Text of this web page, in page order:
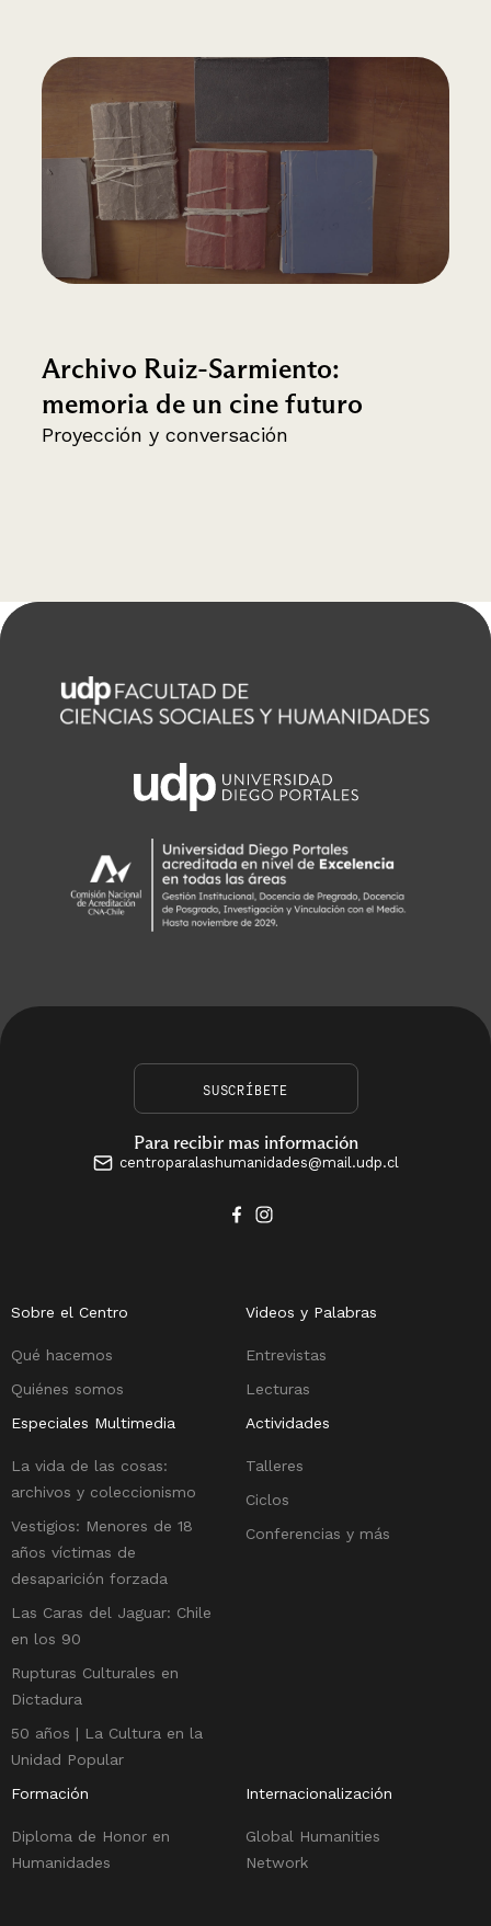
Archivo Ruiz-Sarmiento:
memoria de un cine futuro
Proyección y conversación
SUSCRÍBETE
Para recibir mas información
centroparalashumanidades@mail.udp.cl
Sobre el Centro
Qué hacemos
Quiénes somos
Videos y Palabras
Entrevistas
Lecturas
Especiales Multimedia
La vida de las cosas:
archivos y coleccionismo
Vestigios: Menores de 18
años víctimas de
desaparición forzada
Las Caras del Jaguar: Chile
en los 90
Rupturas Culturales en
Dictadura
50 años | La Cultura en la
Unidad Popular
Actividades
Talleres
Ciclos
Conferencias y más
Formación
Diploma de Honor en
Humanidades
Internacionalización
Global Humanities
Network